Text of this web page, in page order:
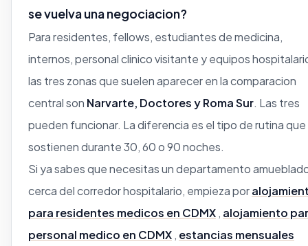
se vuelva una negociacion?
Para residentes, fellows, estudiantes de medicina,
internos, personal clinico visitante y equipos
las tres zonas que suelen aparecer en la comparacion
central son Narvarte, Doctores y Roma Sur. Las tres
pueden funcionar. La diferencia es el tipo de rutina que
sostienen durante 30, 60 o 90 noches.
Si ya sabes que necesitas un departamento
cerca del corredor hospitalario, empieza por
para residentes medicos en CDMX , alojamiento
personal medico en CDMX , estancias mensuales